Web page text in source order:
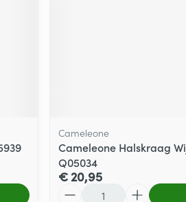
Cameleone
Cameleone Halskraag
Q05034
€ 20,95